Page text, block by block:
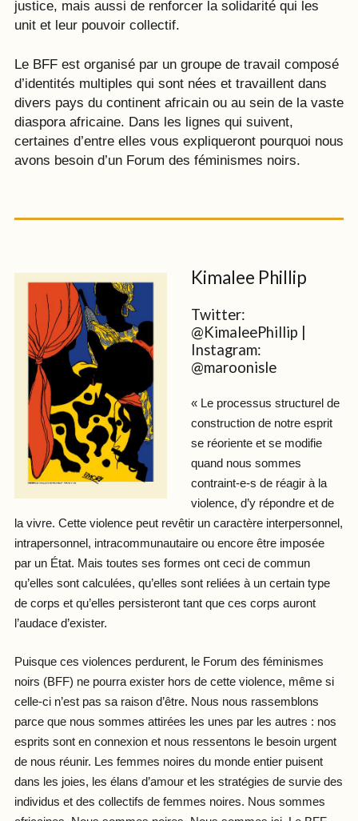
justice, mais aussi de renforcer la solidarité qui les
unit et leur pouvoir collectif.
Le BFF est organisé par un groupe de travail composé
d’identités multiples qui sont nées et travaillent dans
divers pays du continent africain ou au sein de la vaste
diaspora africaine. Dans les lignes qui suivent,
certaines d’entre elles vous expliqueront pourquoi nous
avons besoin d’un Forum des féminismes noirs.
Kimalee Phillip
Twitter:
@KimaleePhillip |
Instagram:
@maroonisle
« Le processus structurel de
construction de notre esprit
se réoriente et se modifie
quand nous sommes
contraint-e-s de réagir à la
violence, d’y répondre et de
la vivre. Cette violence peut revêtir un caractère interpersonnel,
intrapersonnel, intracommunautaire ou encore être imposée
par un État. Mais toutes ses formes ont ceci de commun
qu’elles sont calculées, qu’elles sont reliées à un certain type
de corps et qu’elles persisteront tant que ces corps auront
l’audace d’exister.
Puisque ces violences perdurent, le Forum des féminismes
noirs (BFF) ne pourra exister hors de cette violence, même si
celle-ci n’est pas sa raison d’être. Nous nous rassemblons
parce que nous sommes attirées les unes par les autres : nos
esprits sont en connexion et nous ressentons le besoin urgent
de nous réunir. Les femmes noires du monde entier puisent
dans les joies, les élans d’amour et les stratégies de survie des
individus et des collectifs de femmes noires. Nous sommes